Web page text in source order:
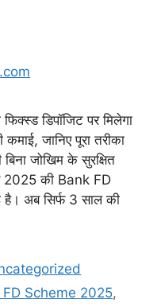
डिपॉजिट पर मिलेगा
जानिए पूरा तरीका
जोखिम के सुरक्षित
2025 की Bank FD
अब सिर्फ 3 साल की
FD Scheme 2025,